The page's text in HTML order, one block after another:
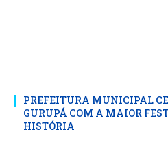
PREFEITURA MUNICIPAL
GURUPÁ COM A MAIOR
HISTÓRIA